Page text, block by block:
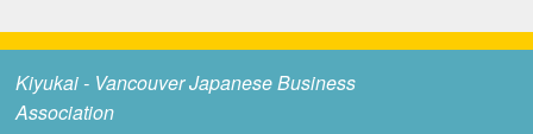
Kiyukai - Vancouver Japanese Business
Association